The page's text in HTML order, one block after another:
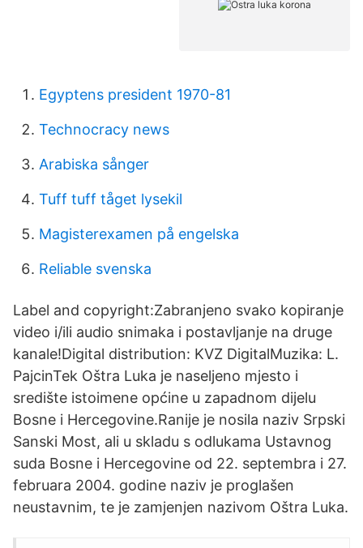
Egyptens president 1970-81
Technocracy news
Arabiska sånger
Tuff tuff tåget lysekil
Magisterexamen på engelska
Reliable svenska
Label and copyright:Zabranjeno svako kopiranje
video i/ili audio snimaka i postavljanje na druge
kanale!Digital distribution: KVZ DigitalMuzika: L.
PajcinTek Oštra Luka je naseljeno mjesto i
središte istoimene općine u zapadnom dijelu
Bosne i Hercegovine.Ranije je nosila naziv Srpski
Sanski Most, ali u skladu s odlukama Ustavnog
suda Bosne i Hercegovine od 22. septembra i 27.
februara 2004. godine naziv je proglašen
neustavnim, te je zamjenjen nazivom Oštra Luka.